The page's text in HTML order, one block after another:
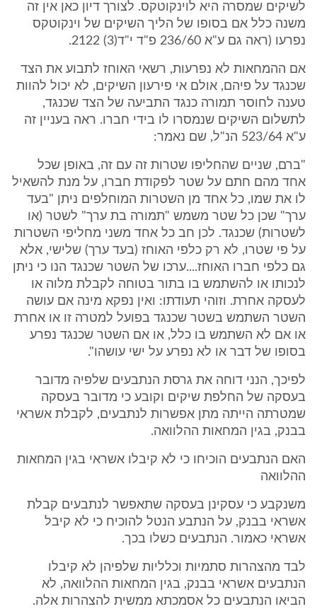
לשיקים שמסרה היא לוינקוטקס. לצורך דיון כאן אין זה
משנה כלל אם בסופו של הליך השיקים של וינקוטקס
נפרעו (ראה גם ע"א 236/60 פ"ד י"ד(3) 2122.
אם ההמחאות לא נפרעות, רשאי האוחז לתבוע את הצד
שכנגד על פיהם, אולם אי פירעון השיקים, לא יכול להוות
טענה לחוסר תמורה כנגד התביעה של הצד שכנגד,
לתשלום השיקים שנמסרו לו בידי חברו. ראה בעניין זה
ע"א 523/64 הנ"ל, שם נאמר:
"ברם, שניים שהחליפו שטרות זה עם זה, באופן שכל
אחד מהם חתם על שטר לפקודת חברו, על מנת להשאיל
לו את שמו, כל אחד מן השטרות המוחלפים ניתן "בעד
ערך" שכן כל שטר משמש "תמורה בת ערך" לשטר (או
לשטרות) שכנגד. לכן חב כל אחד משני מחליפי השטרות
על פי שטרו, לא רק כלפי האוחז (בעד ערך) שלישי, אלא
גם כלפי חברו האוחז....ערכו של השטר שכנגד הנו כי ניתן
לנכותו או להשתמש בו בתור בטוחה לקבלת מלוה או
לעסקה אחרת. וזוהי תעודתו: ואין נפקא מינה אם עושה
השטר השתמש בשטר שכנגד בפועל למטרה זו או אחרת
או אם לא השתמש בו כלל, או אם השטר שכנגד נפרע
בסופו של דבר או לא נפרע על ישי עושהו".
לפיכך, הנני דוחה את גרסת הנתבעים שלפיה מדובר
בעסקה של החלפת שיקים וקובע כי מדובר בעסקה
שמטרתה הייתה מתן אפשרות לנתבעים, לקבלת אשראי
בבנק, בגין המחאות ההלוואה.
האם הנתבעים הוכיחו כי לא קיבלו אשראי בגין המחאות
ההלוואה
משנקבע כי עסקינן בעסקה שתאפשר לנתבעים קבלת
אשראי בבנק, על הנתבע הנטל להוכיח כי לא קיבל
אשראי כאמור. הנתבעים כשלו בכך.
לבד מהצהרות סתמיות וכלליות שלפיהן לא קיבלו
הנתבעים אשראי בבנק, בגין המחאות ההלוואה, לא
הביאו הנתבעים כל אסמכתא ממשית להצהרות אלה.